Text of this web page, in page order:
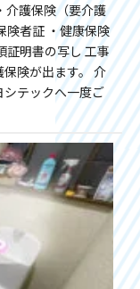
介護保険（要介護
険者証 ・健康保険
証明書の写し 工事
険が出ます。 介
テックへ一度ご